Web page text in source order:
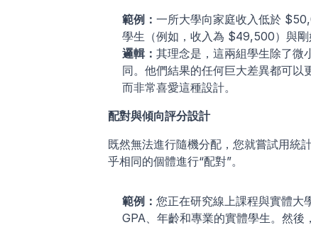
範例： 一所大學向家庭收入低於
學生（例如，收入為 $49,500）與
邏輯： 其理念是，這兩組學生除了微
同。他們結果的任何巨大差異都可
而非常喜愛這種設計。
配對與傾向評分設計
既然無法進行隨機分配，您就嘗試用統
乎相同的個體進行“配對”。
範例： 您正在研究線上課程與實體大
GPA、年齡和專業的實體學生。然後